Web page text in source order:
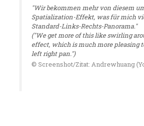
"Wir bekommen mehr von diesem
Spatialization-Effekt, was für mich
Standard-Links-Rechts-Panorama."
("We get more of this like swirling
effect, which is much more pleasing
left right pan.")
© Screenshot/Zitat: Andrewhuang